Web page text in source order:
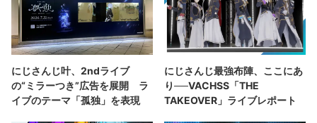
にじさんじ叶、2ndライブ
の“ミラーつき”広告を展開 ラ
イブのテーマ「孤独」を表現
にじさんじ最強布陣、ここにあ
り──VACHSS「THE
TAKEOVER」ライブレポート